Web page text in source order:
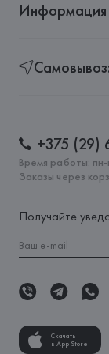
Информация
+375 (29)
Время работы:
Заказы через
Получайте
Скачать
в App Store